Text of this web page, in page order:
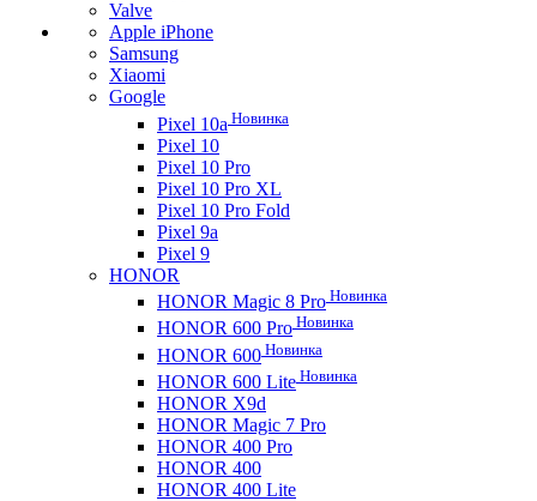
Valve
Apple iPhone
Samsung
Xiaomi
Google
Pixel 10a Новинка
Pixel 10
Pixel 10 Pro
Pixel 10 Pro XL
Pixel 10 Pro Fold
Pixel 9a
Pixel 9
HONOR
HONOR Magic 8 Pro Новинка
HONOR 600 Pro Новинка
HONOR 600 Новинка
HONOR 600 Lite Новинка
HONOR X9d
HONOR Magic 7 Pro
HONOR 400 Pro
HONOR 400
HONOR 400 Lite